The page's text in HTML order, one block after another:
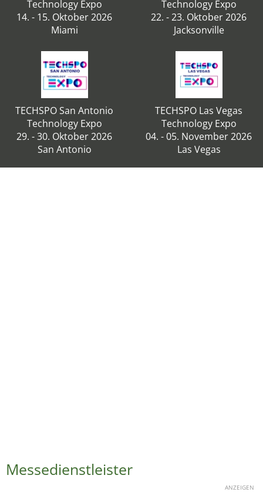
Technology Expo
14. - 15. Oktober 2026
Miami
Technology Expo
22. - 23. Oktober 2026
Jacksonville
TECHSPO San Antonio
Technology Expo
29. - 30. Oktober 2026
San Antonio
TECHSPO Las Vegas
Technology Expo
04. - 05. November 2026
Las Vegas
Messedienstleister
ANZEIGEN